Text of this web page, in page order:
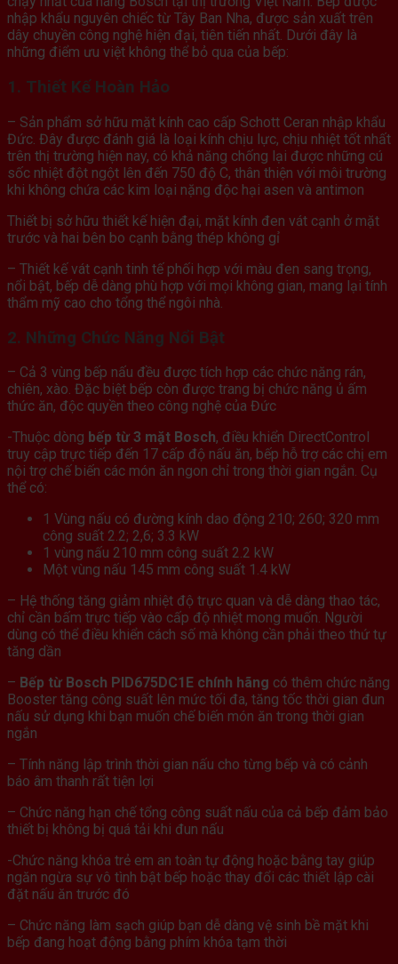
nhập khẩu nguyên chiếc từ Tây Ban Nha, được sản xuất trên
dây chuyền công nghệ hiện đại, tiên tiến nhất. Dưới đây là
những điểm ưu việt không thể bỏ qua của bếp:
1. Thiết Kế Hoàn Hảo
– Sản phẩm sở hữu mặt kính cao cấp Schott Ceran nhập khẩu
Đức. Đây được đánh giá là loại kính chịu lực, chịu nhiệt tốt nhất
trên thị trường hiện nay, có khả năng chống lại được những cú
sốc nhiệt đột ngột lên đến 750 độ C, thân thiện với môi trường
khi không chứa các kim loại nặng độc hại asen và antimon
Thiết bị sở hữu thiết kế hiện đại, mặt kính đen vát cạnh ở mặt
trước và hai bên bo cạnh bằng thép không gỉ
– Thiết kế vát cạnh tinh tế phối hợp với màu đen sang trọng,
nổi bật, bếp dễ dàng phù hợp với mọi không gian, mang lại tính
thẩm mỹ cao cho tổng thể ngôi nhà.
2. Những Chức Năng Nổi Bật
– Cả 3 vùng bếp nấu đều được tích hợp các chức năng rán,
chiên, xào. Đặc biệt bếp còn được trang bị chức năng ủ ấm
thức ăn, độc quyền theo công nghệ của Đức
-Thuộc dòng bếp từ 3 mặt Bosch, điều khiển DirectControl
truy cập trực tiếp đến 17 cấp độ nấu ăn, bếp hỗ trợ các chị em
nội trợ chế biến các món ăn ngon chỉ trong thời gian ngắn. Cụ
thể có:
1 Vùng nấu có đường kính dao động 210; 260; 320 mm
công suất 2.2; 2,6; 3.3 kW
1 vùng nấu 210 mm công suất 2.2 kW
Một vùng nấu 145 mm công suất 1.4 kW
– Hệ thống tăng giảm nhiệt độ trực quan và dễ dàng thao tác,
chỉ cần bấm trực tiếp vào cấp độ nhiệt mong muốn. Người
dùng có thể điều khiển cách số mà không cần phải theo thứ tự
tăng dần
– Bếp từ Bosch PID675DC1E chính hãng có thêm chức năng
Booster tăng công suất lên mức tối đa, tăng tốc thời gian đun
nấu sử dụng khi bạn muốn chế biến món ăn trong thời gian
ngắn
– Tính năng lập trình thời gian nấu cho từng bếp và có cảnh
báo âm thanh rất tiện lợi
– Chức năng hạn chế tổng công suất nấu của cả bếp đảm bảo
thiết bị không bị quá tải khi đun nấu
-Chức năng khóa trẻ em an toàn tự động hoặc bằng tay giúp
ngăn ngừa sự vô tình bật bếp hoặc thay đổi các thiết lập cài
đặt nấu ăn trước đó
– Chức năng làm sạch giúp bạn dễ dàng vệ sinh bề mặt khi
bếp đang hoạt động bằng phím khóa tạm thời